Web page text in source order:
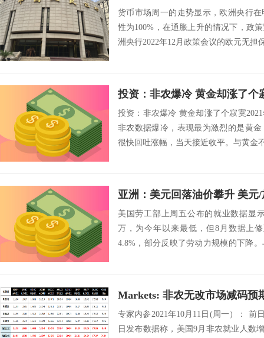
货币市场周一的走势显示，欧洲央行
性为100%，在通胀上升的情况下，政
洲央行2022年12月政策会议的欧元无担
投资：非农爆冷 黄金却涨了个
投资：非农爆冷 黄金却涨了个寂寞
非农数据爆冷，表现最为激烈的是黄
很快回吐涨幅，当天接近收平。与黄金
亚洲：美元回落油价攀升 美元
美国劳工部上周五公布的就业数据显
万，为今年以来最低，但8月数据上
4.8%，部分反映了劳动力规模的下降
Markets: 非农无改市场减码预
专家内参2021年10月11日(周一）： 前
日发布数据称，美国9月非农就业人数